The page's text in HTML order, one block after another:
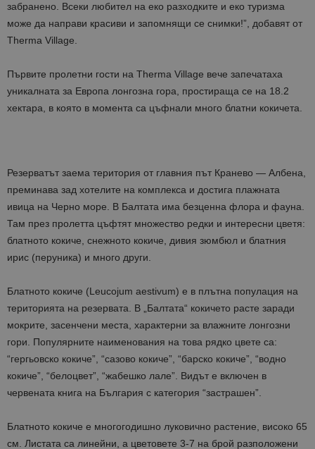
забранено. Всеки любител на еко разходките и еко туризма
може да направи красиви и запомнящи се снимки!”, добавят от
Therma Village.
Първите пролетни гости на Therma Village вече запечатаха
уникалната за Европа лонгозна гора, простираща се на 18.2
хектара, в която в момента са цъфнали много блатни кокичета.
Резерватът заема територия от главния път Кранево — Албена,
преминава зад хотелите на комплекса и достига плажната
ивица на Черно море. В Балтата има безценна флора и фауна.
Там през пролетта цъфтят множество редки и интересни цветя:
блатното кокиче, снежното кокиче, дивия зюмбюл и блатния
ирис (перуника) и много други.
Блатното кокиче (Leucojum aestivum) е в плътна популация на
територията на резервата. В „Балтата“ кокичето расте заради
мокрите, засенчени места, характерни за влажните лонгозни
гори. Популярните наименования на това рядко цвете са:
“гергьовско кокиче”, “сазово кокиче”, “барско кокиче”, “водно
кокиче”, “белоцвет”, “жабешко лале”. Видът е включен в
червената книга на България с категория “застрашен”.
Блатното кокиче е многогодишно луковично растение, високо 65
см. Листата са линейни, а цветовете 3-7 на брой разположени